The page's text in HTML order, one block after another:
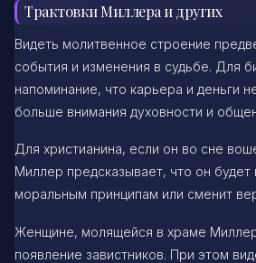
Трактовки Миллера и других
Видеть молитвенное строение
события и изменения в судьбе. Для
напоминание, что карьера и деньги
больше внимания духовности и
Для христианина, если он во сне
Миллер предсказывает, что он будет
моральным принципам или сменит
Женщине, молящейся в храме
появление завистников. При этом